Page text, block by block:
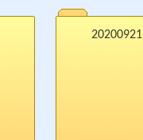
20200921